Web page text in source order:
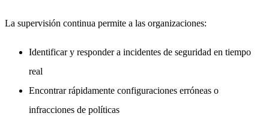
La supervisión continua permite a las organizaciones:
Identificar y responder a incidentes de seguridad en tiempo
real
Encontrar rápidamente configuraciones erróneas o
infracciones de políticas